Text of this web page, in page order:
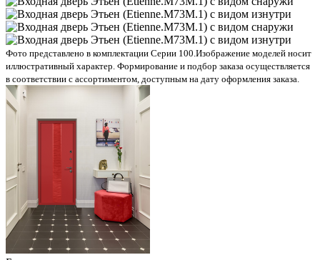
Фото представлено в комплектации Серии 100.Изображение моделей носит
иллюстративный характер. Формирование и подбор заказа осуществляется
в соответствии с ассортиментом, доступным на дату оформления заказа.